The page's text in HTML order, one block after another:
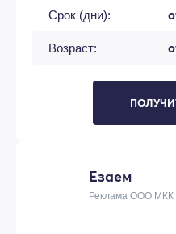
Срок (дни):
Возраст:
Езаем
Реклама ООО МКК